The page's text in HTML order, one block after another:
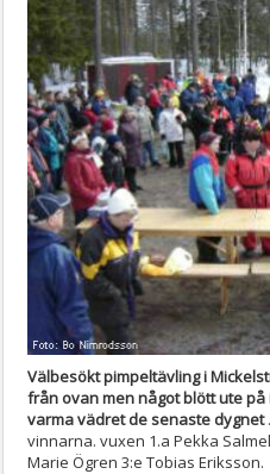
Välbesökt pimpeltävling i
från ovan men något blött ute
varma vädret de senaste dygnet
vinnarna. vuxen 1.a Pekka
Marie Ögren 3:e Tobias Eriksson.